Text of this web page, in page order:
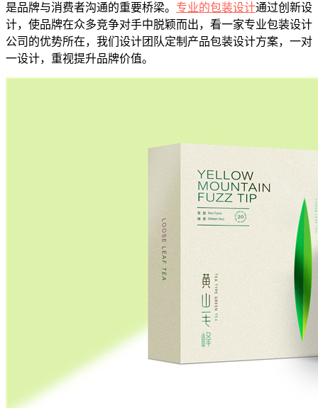
是品牌与消费者沟通的重要桥梁。 专业的包装设计通过创新设
计，使品牌在众多竞争对手中脱颖而出，看一家专业包装设计
公司的优势所在，我们设计团队定制产品包装设计方案，一对
一设计，重视提升品牌价值。